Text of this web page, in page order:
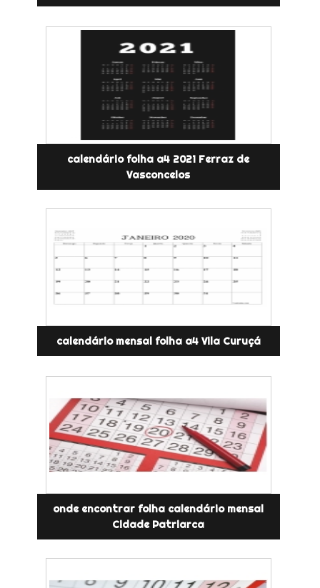
calendário folha a4 2021 Ferraz de
Vasconcelos
calendário mensal folha a4 Vila Curuçá
onde encontrar folha calendário mensal
Cidade Patriarca